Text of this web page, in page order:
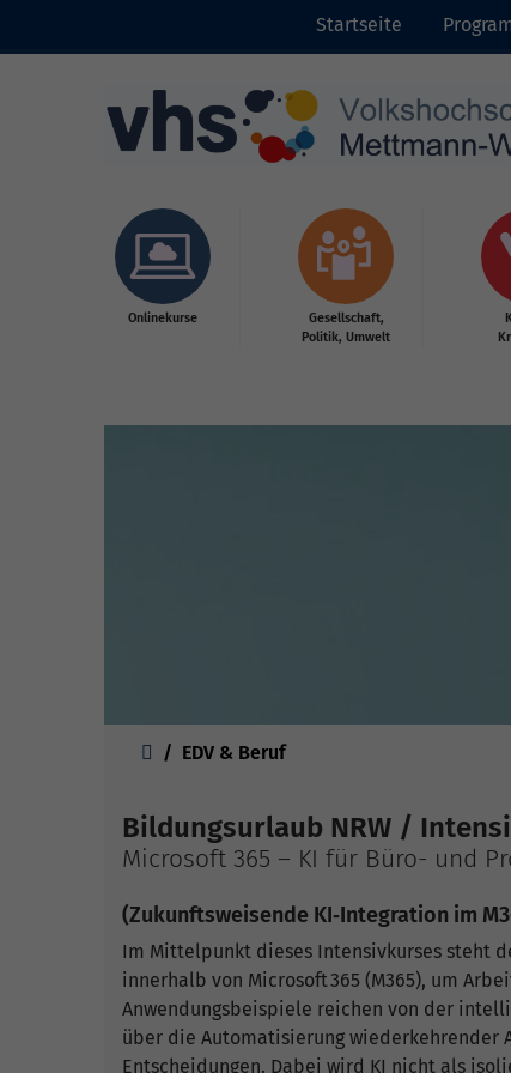
Startseite
Onlinekurse
Gesellschaft,
Politik, Umwelt
EDV & Beruf
Bildungsurlaub NRW /
Microsoft 365 – KI für Büro- und
(Zukunftsweisende KI‑Integration im
Im Mittelpunkt dieses Intensivkurses steht
innerhalb von Microsoft 365 (M365), um
Anwendungsbeispiele reichen von der
über die Automatisierung wiederkehrender
Entscheidungen. Dabei wird KI nicht als